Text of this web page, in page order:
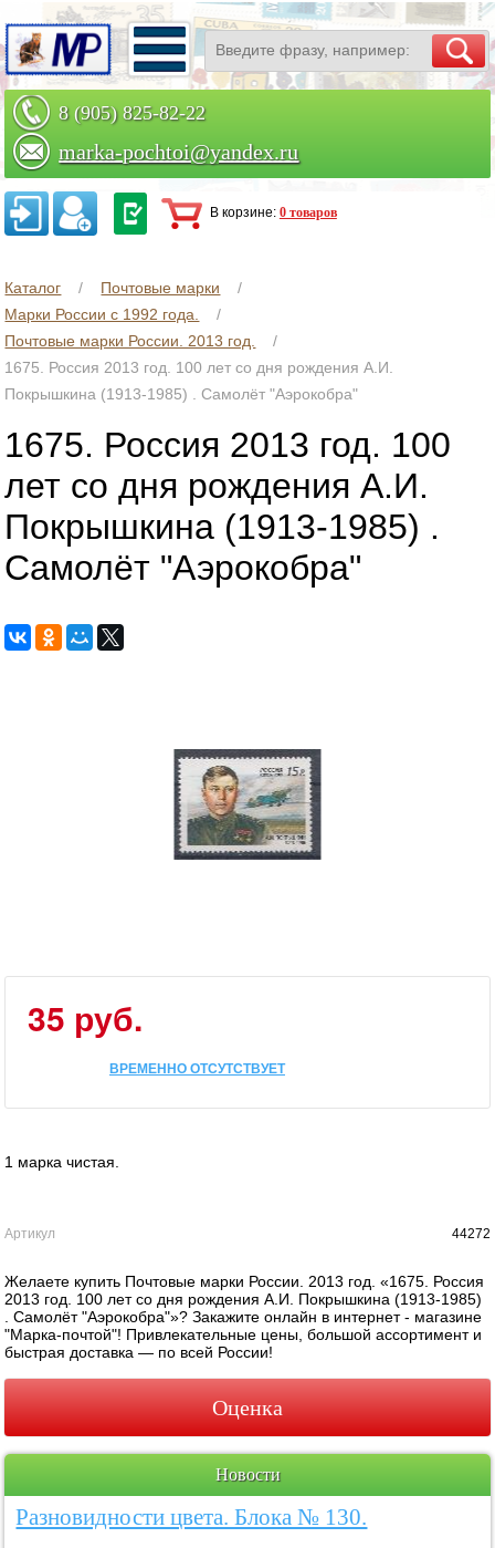
8 (905) 825-82-22
marka-pochtoi@yandex.ru
Заказать по телефону
В корзине: 0 товаров
Каталог
Почтовые марки
Марки России с 1992 года.
Почтовые марки России. 2013 год.
1675. Россия 2013 год. 100 лет со дня рождения А.И.
Покрышкина (1913-1985) . Самолёт "Аэрокобра"
1675. Россия 2013 год. 100
лет со дня рождения А.И.
Покрышкина (1913-1985) .
Самолёт "Аэрокобра"
35 руб.
ВРЕМЕННО ОТСУТСТВУЕТ
1 марка чистая.
Артикул 44272
Желаете купить Почтовые марки России. 2013 год. «1675. Россия
2013 год. 100 лет со дня рождения А.И. Покрышкина (1913-1985)
. Самолёт "Аэрокобра"»? Закажите онлайн в интернет - магазине
"Марка-почтой"! Привлекательные цены, большой ассортимент и
быстрая доставка — по всей России!
Оценка
Новости
Разновидности цвета. Блока № 130.